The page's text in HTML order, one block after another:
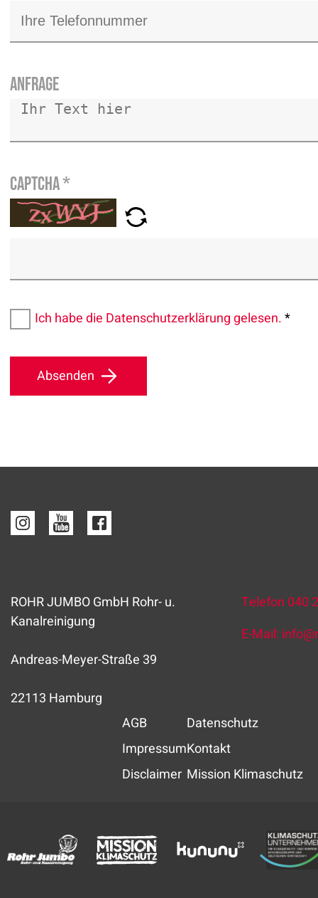
Anfrage
Captcha*
Ich habe die Datenschutzerklärung gelesen.*
Absenden
ROHR JUMBO GmbH Rohr- u.
Kanalreinigung
Andreas-Meyer-Straße 39
22113 Hamburg
Telefon 040
E-Mail: info@
AGB
Impressum
Disclaimer
Datenschutz
Kontakt
Mission Klimaschutz